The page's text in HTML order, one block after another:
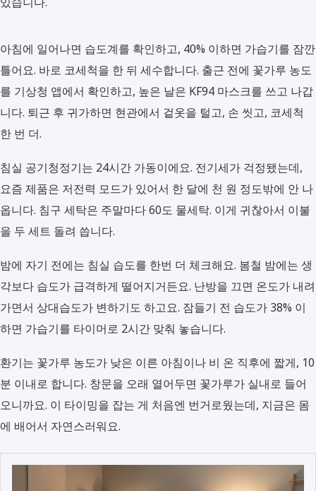
아침에 일어나면 습도계를 확인하고, 40% 이하면 가습기를 잠깐
틀어요. 바로 코세척을 한 뒤 세수합니다. 출근 전에 꽃가루 농도
를 기상청 앱에서 확인하고, 높은 날은 KF94 마스크를 쓰고 나갑
니다. 퇴근 후 귀가하면 현관에서 겉옷을 털고, 손 씻고, 코세척
한 번 더.
침실 공기청정기는 24시간 가동이에요. 전기세가 걱정됐는데,
요즘 제품은 저전력 모드가 있어서 한 달에 천 원 정도밖에 안 나
옵니다. 침구 세탁은 주말마다 60도 물세탁. 이게 귀찮아서 이불
을 두 세트 돌려 씁니다.
밤에 자기 전에는 침실 습도를 한번 더 체크해요. 봄철 밤에는 생
각보다 습도가 급격하게 떨어지거든요. 난방을 끄면 온도가 내려
가면서 상대습도가 변하기도 하고요. 잠들기 전 습도가 38% 이
하면 가습기를 타이머로 2시간 맞춰 놓습니다.
환기는 꽃가루 농도가 낮은 이른 아침이나 비 온 직후에 짧게, 10
분 이내로 합니다. 창문을 오래 열어두면 꽃가루가 실내로 들어
오니까요. 이 타이밍을 잡는 게 처음엔 번거로웠는데, 지금은 몸
에 배어서 자연스러워요.